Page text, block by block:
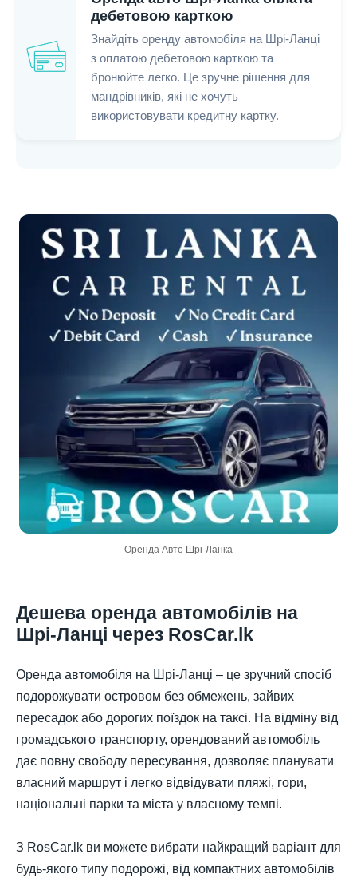
дебетовою карткою
Знайдіть оренду автомобіля на Шрі-Ланці
з оплатою дебетовою карткою та
бронюйте легко. Це зручне рішення для
мандрівників, які не хочуть
використовувати кредитну картку.
Оренда Авто Шрі-Ланка
Дешева оренда автомобілів на
Шрі-Ланці через RosCar.lk
Оренда автомобіля на Шрі-Ланці – це зручний спосіб
подорожувати островом без обмежень, зайвих
пересадок або дорогих поїздок на таксі. На відміну від
громадського транспорту, орендований автомобіль
дає повну свободу пересування, дозволяє планувати
власний маршрут і легко відвідувати пляжі, гори,
національні парки та міста у власному темпі.
З RosCar.lk ви можете вибрати найкращий варіант для
будь-якого типу подорожі, від компактних автомобілів